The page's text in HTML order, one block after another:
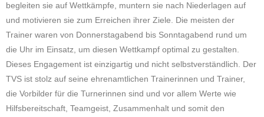
begleiten sie auf Wettkämpfe, muntern sie nach Niederlagen auf
und motivieren sie zum Erreichen ihrer Ziele. Die meisten der
Trainer waren von Donnerstagabend bis Sonntagabend rund um
die Uhr im Einsatz, um diesen Wettkampf optimal zu gestalten.
Dieses Engagement ist einzigartig und nicht selbstverständlich. Der
TVS ist stolz auf seine ehrenamtlichen Trainerinnen und Trainer,
die Vorbilder für die Turnerinnen sind und vor allem Werte wie
Hilfsbereitschaft, Teamgeist, Zusammenhalt und somit den